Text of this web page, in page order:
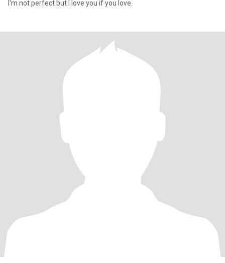
I'm not perfect but l love you if you love.